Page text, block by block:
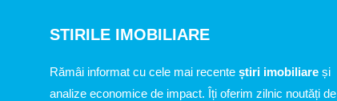
STIRILE IMOBILIARE
Rămâi informat cu cele mai recente știri imobiliare și
analize economice de impact. Îți oferim zilnic noutăți de